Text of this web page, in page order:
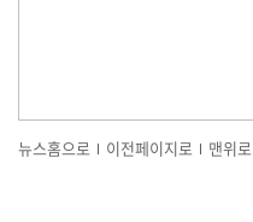
뉴스홈으로 이전페이지로 맨위로